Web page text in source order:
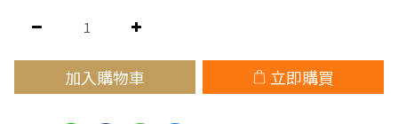
加入購物車 立即購買